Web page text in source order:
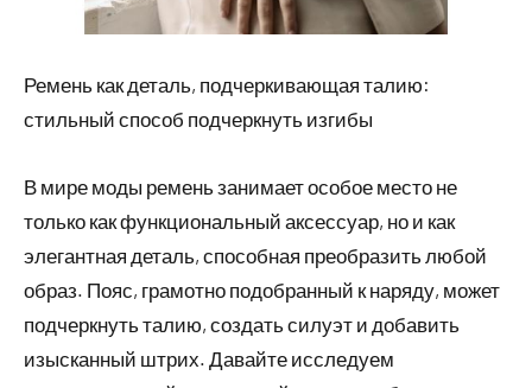
Ремень как деталь, подчеркивающая талию:
стильный способ подчеркнуть изгибы
В мире моды ремень занимает особое место не
только как функциональный аксессуар, но и как
элегантная деталь, способная преобразить любой
образ. Пояс, грамотно подобранный к наряду, может
подчеркнуть талию, создать силуэт и добавить
изысканный штрих. Давайте исследуем